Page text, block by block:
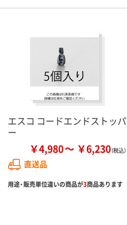
エスコ コードエンドストッパ
ー
￥4,980 ￥6,230
直送品
用途・販売単位違いの商品が3商品あります